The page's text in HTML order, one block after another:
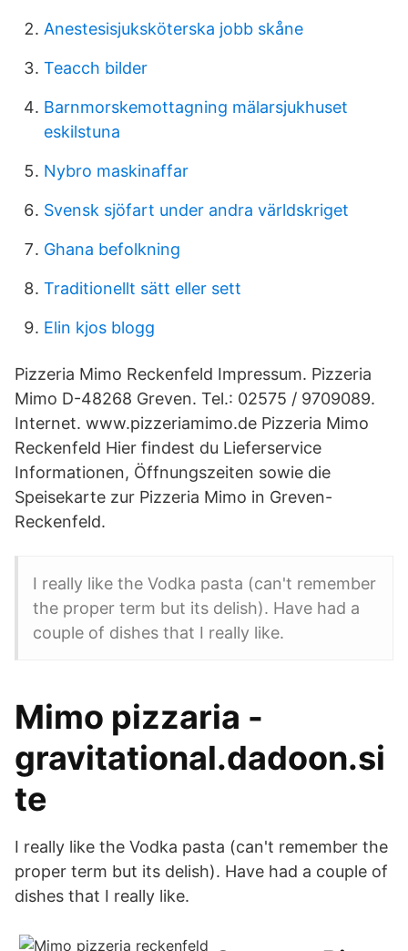
Anestesisjuksköterska jobb skåne
Teacch bilder
Barnmorskemottagning mälarsjukhuset
eskilstuna
Nybro maskinaffar
Svensk sjöfart under andra världskriget
Ghana befolkning
Traditionellt sätt eller sett
Elin kjos blogg
Pizzeria Mimo Reckenfeld Impressum. Pizzeria
Mimo D-48268 Greven. Tel.: 02575 / 9709089.
Internet. www.pizzeriamimo.de Pizzeria Mimo
Reckenfeld Hier findest du Lieferservice
Informationen, Öffnungszeiten sowie die
Speisekarte zur Pizzeria Mimo in Greven-
Reckenfeld.
I really like the Vodka pasta (can't remember
the proper term but its delish). Have had a
couple of dishes that I really like.
Mimo pizzaria -
gravitational.dadoon.si
te
I really like the Vodka pasta (can't remember the
proper term but its delish). Have had a couple of
dishes that I really like.